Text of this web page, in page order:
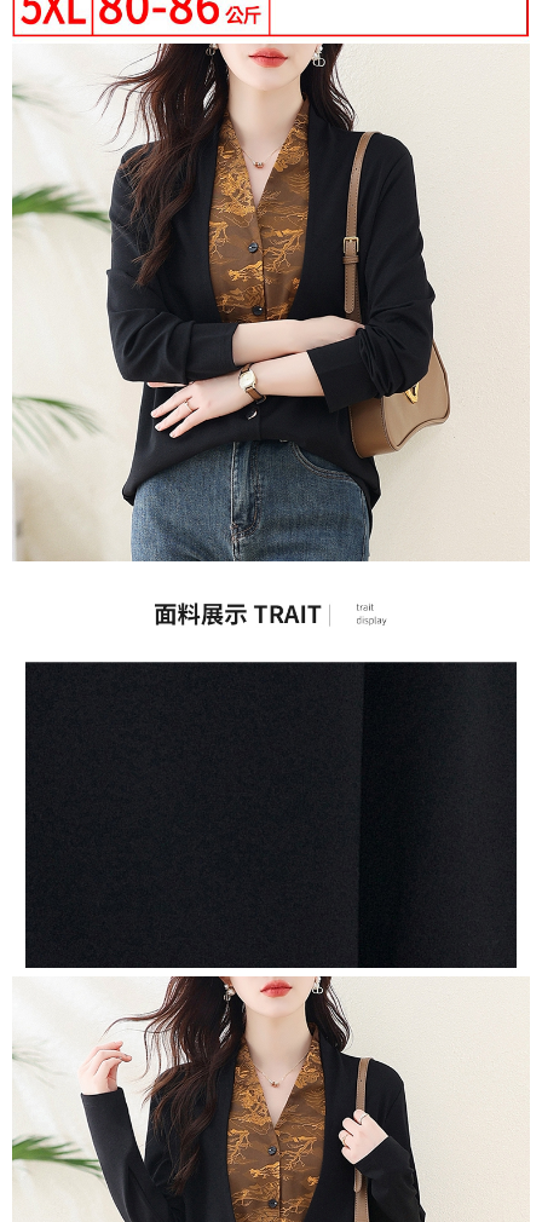
【注意事項】
１．透過由恩沛科技股份有限公司提供之「AFTEE先享後付」服務完成之交
易，需依本服務之必要範圍內提供個人資料，並將交易相關給付款項請求債
權轉讓予恩沛科技股份有限公司。
２．關於個人資料處理事宜，請瀏覽以下網址：
https://aftee.tw/terms/#terms3
３．未成年的使用者請事先徵得法定代理人或監護人之同意方可使用
「AFTEE先享後付」，若未經同意申辦者引起之損失，本公司不負相關責
任。
４．使用「AFTEE先享後付」時，將依據個別帳號之用戶狀況，依本公司即
時審查核予不同之上限額度；若仍有額度不足之情形，本公司將視審查結果
請求用戶進行身份認證。
５．嚴禁一人註冊多個帳號或使用他人資訊註冊。若發現惡意使用之情形，
恩沛科技股份有限公司將有權停止該用戶之使用額度並採取法律行動。
7-11付款取貨
每筆NT$80，滿NT$699(含以上)免運費
付款後7-11取貨
每筆NT$80，滿NT$699(含以上)免運費
每筆NT$70，滿NT$699(含以上)免運費
離島-郵局寄送
每筆NT$90，滿NT$699(含以上)免運費
國家/地區配送